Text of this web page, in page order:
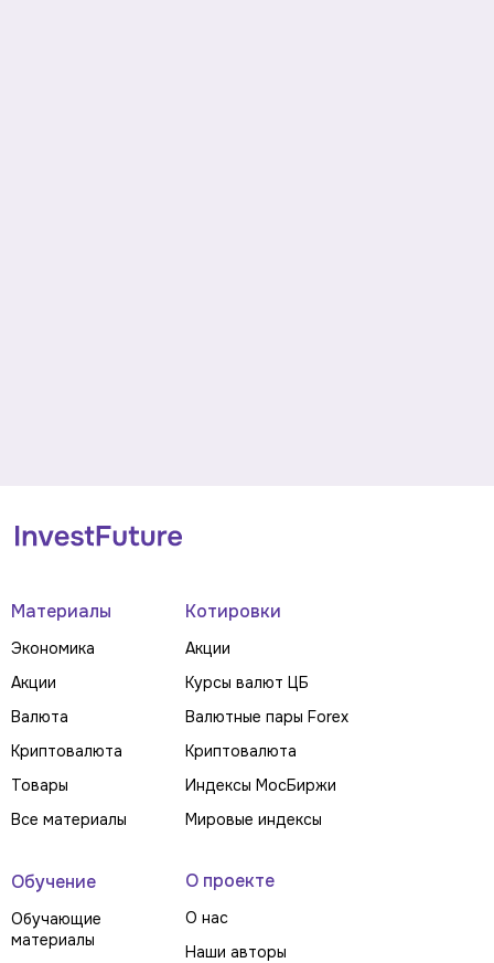
Материалы
Экономика
Акции
Валюта
Криптовалюта
Товары
Все материалы
Котировки
Акции
Курсы валют ЦБ
Валютные пары Forex
Криптовалюта
Индексы МосБиржи
Мировые индексы
Обучение
Обучающие
материалы
О проекте
О нас
Наши авторы